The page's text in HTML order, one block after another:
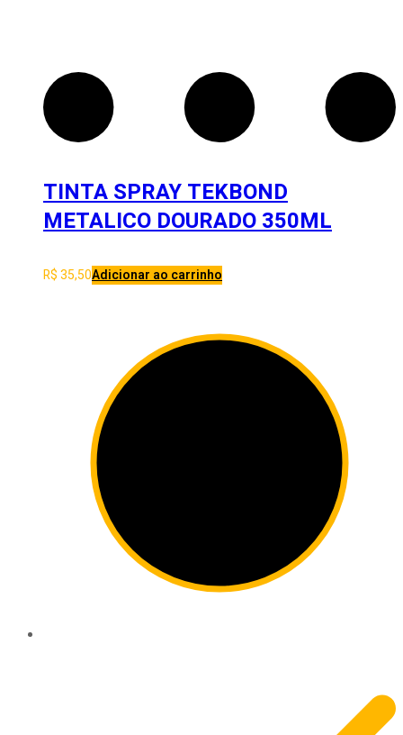
TINTA SPRAY TEKBOND
METALICO DOURADO 350ML
R$35,50Adicionar ao carrinho